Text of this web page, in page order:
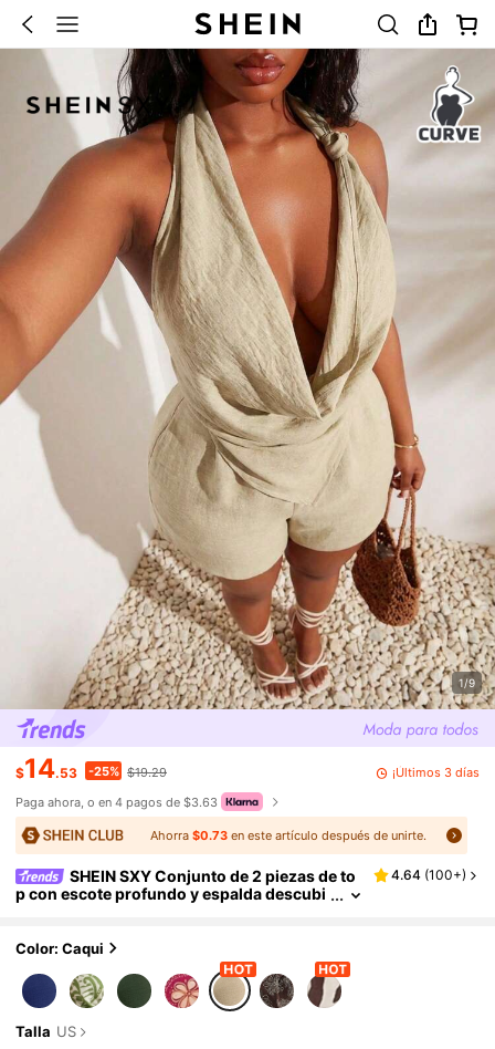
1/9
$14.53 -25% $19.29
¡Últimos 3 días
Paga ahora, o en 4 pagos de $3.63
Ahorra $0.73en este artículo después de unirte.
SHEIN SXY Conjunto de 2 piezas de to
p con escote profundo y espalda descubi
stivos
4.64 (100+)
Color: Caqui
Talla US